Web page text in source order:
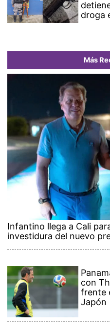
droga
Más
Infantino llega a Cali
investidura del nuevo
con
frente
Japón